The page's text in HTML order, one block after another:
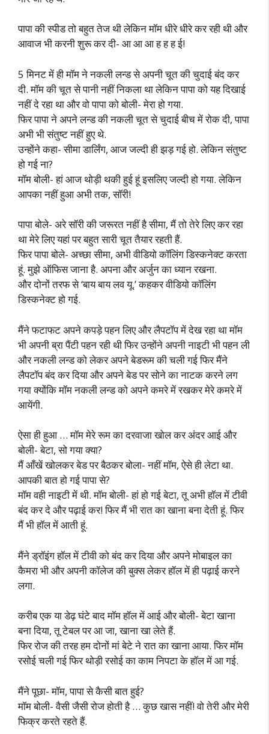
पापा की स्पीड तो बहुत तेज थी लेकिन मॉम धीरे धीरे कर रही थी और
आवाज भी करनी शुरू कर दी- आ आ आ ह ह ह ई!
5 मिनट में ही मॉम ने नकली लन्ड से अपनी चूत की चुदाई बंद कर
दी. मॉम की चूत से पानी नहीं निकला था लेकिन पापा को यह दिखाई
नहीं दे रहा था और वो पापा को बोली- मेरा हो गया.
फिर पापा ने अपने लन्ड की नकली चूत से चुदाई बीच में रोक दी, पापा
अभी भी संतुष्ट नहीं हुए थे.
उन्होंने कहा- सीमा डार्लिंग, आज जल्दी ही झड़ गई हो. लेकिन संतुष्ट
हो गई ना?
मॉम बोली- हां आज थोड़ी थकी हुई हूं इसलिए जल्दी हो गया. लेकिन
आपका नहीं हुआ अभी तक, सॉरी!
पापा बोले- अरे सॉरी की जरूरत नहीं है सीमा, मैं तो तेरे लिए कर रहा
था मेरे लिए यहां पर बहुत सारी चूत तैयार रहती हैं.
फिर पापा बोले- अच्छा सीमा, अभी वीडियो कॉलिंग डिस्कनेक्ट करता
हूं. मुझे ऑफिस जाना है. अपना और अर्जुन का ध्यान रखना.
और दोनों तरफ से ‘बाय बाय लव यू.’ कहकर वीडियो कॉलिंग
डिस्कनेक्ट हो गई.
मैंने फटाफट अपने कपड़े पहन लिए और लैपटॉप में देख रहा था मॉम
भी अपनी ब्रा पैंटी पहन रही थी फिर उन्होंने अपनी नाइटी भी पहन ली
और नकली लन्ड को लेकर अपने बेडरूम की चली गई फिर मैंने
लैपटॉप बंद कर दिया और अपने बेड पर सोने का नाटक करने लग
गया क्योंकि मॉम नकली लन्ड को अपने कमरे में रखकर मेरे कमरे में
आयेंगी.
ऐसा ही हुआ … मॉम मेरे रूम का दरवाजा खोल कर अंदर आई और
बोली- बेटा, सो गया क्या?
मैं आँखें खोलकर बेड पर बैठकर बोला- नहीं मॉम, ऐसे ही लेटा था.
आपकी बात हो गई पापा से?
मॉम वही नाइटी में थी. मॉम बोली- हां हो गई बेटा, तू अभी हॉल में टीवी
बंद कर दे और पढ़ाई कर! फिर मैं भी रात का खाना बना देती हूं. फिर
मैं भी हॉल में आती हूं.
मैंने ड्रॉइंग हॉल में टीवी को बंद कर दिया और अपने मोबाइल का
कैमरा भी और अपनी कॉलेज की बुक्स लेकर हॉल में ही पढ़ाई करने
लगा.
करीब एक या डेढ़ घंटे बाद मॉम हॉल में आई और बोली- बेटा खाना
बना दिया, तू टेबल पर आ जा, खाना खा लेते हैं.
फिर रोज की तरह हम दोनों मां बेटे ने रात का खाना आया. फिर मॉम
रसोई चली गई फिर थोड़ी रसोई का काम निपटा के हॉल में आ गई.
मैंने पूछा- मॉम, पापा से कैसी बात हुई?
मॉम बोली- वैसी जैसी रोज होती है … कुछ खास नहीं! वो तेरी और मेरी
फिक्र करते रहते हैं.